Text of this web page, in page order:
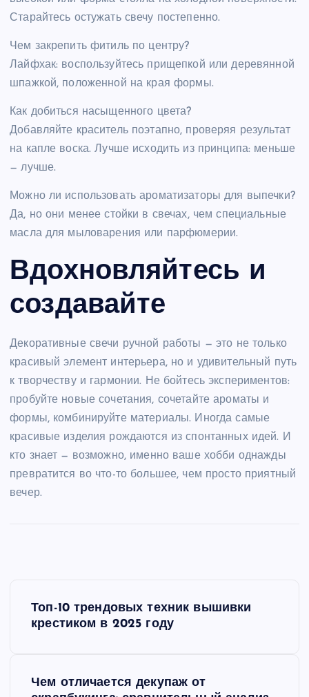
Старайтесь остужать свечу постепенно.
Чем закрепить фитиль по центру?
Лайфхак: воспользуйтесь прищепкой или деревянной
шпажкой, положенной на края формы.
Как добиться насыщенного цвета?
Добавляйте краситель поэтапно, проверяя результат
на капле воска. Лучше исходить из принципа: меньше
— лучше.
Можно ли использовать ароматизаторы для выпечки?
Да, но они менее стойки в свечах, чем специальные
масла для мыловарения или парфюмерии.
Вдохновляйтесь и
создавайте
Декоративные свечи ручной работы — это не только
красивый элемент интерьера, но и удивительный путь
к творчеству и гармонии. Не бойтесь экспериментов:
пробуйте новые сочетания, сочетайте ароматы и
формы, комбинируйте материалы. Иногда самые
красивые изделия рождаются из спонтанных идей. И
кто знает — возможно, именно ваше хобби однажды
превратится во что-то большее, чем просто приятный
вечер.
Топ-10 трендовых техник вышивки
крестиком в 2025 году
Чем отличается декупаж от